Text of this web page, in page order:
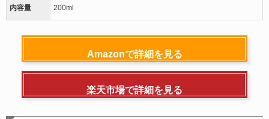
内容量 200ml
Amazonで詳細を見る
楽天市場で詳細を見る